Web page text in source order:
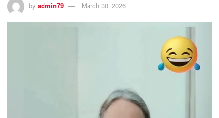
by admin79 March 30, 2026